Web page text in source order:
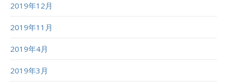
2019年12月
2019年11月
2019年4月
2019年3月